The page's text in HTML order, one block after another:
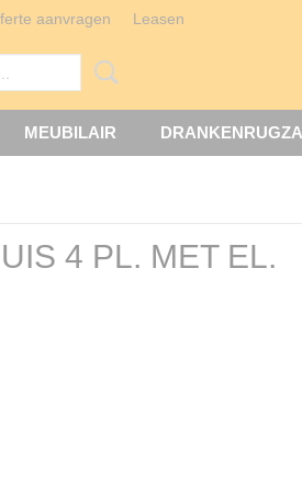
aanvragen Leasen
MEUBILAIR
4 PL. MET EL.